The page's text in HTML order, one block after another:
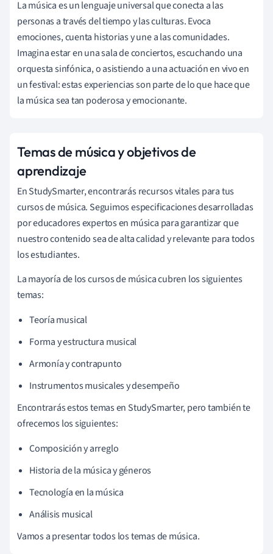
La música es un lenguaje universal que conecta a las
personas a través del tiempo y las culturas. Evoca
emociones, cuenta historias y une a las comunidades.
Imagina estar en una sala de conciertos, escuchando una
orquesta sinfónica, o asistiendo a una actuación en vivo en
un festival: estas experiencias son parte de lo que hace que
la música sea tan poderosa y emocionante.
Temas de música y objetivos de
aprendizaje
En StudySmarter, encontrarás recursos vitales para tus
cursos de música. Seguimos especificaciones desarrolladas
por educadores expertos en música para garantizar que
nuestro contenido sea de alta calidad y relevante para todos
los estudiantes.
La mayoría de los cursos de música cubren los siguientes
temas:
Teoría musical
Forma y estructura musical
Armonía y contrapunto
Instrumentos musicales y desempeño
Encontrarás estos temas en StudySmarter, pero también te
ofrecemos los siguientes:
Composición y arreglo
Historia de la música y géneros
Tecnología en la música
Análisis musical
Vamos a presentar todos los temas de música.